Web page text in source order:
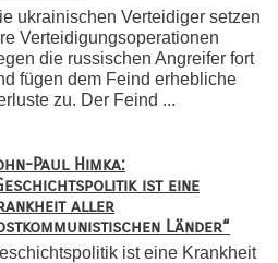
ukrainischen Verteidiger setzen
Verteidigungsoperationen
die russischen Angreifer fort
fügen dem Feind erhebliche
zu. Der Feind ...
Paul Himka:
ist eine
aller
Länder“
ist eine Krankheit